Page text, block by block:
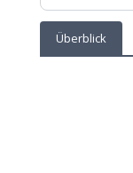
Überblick